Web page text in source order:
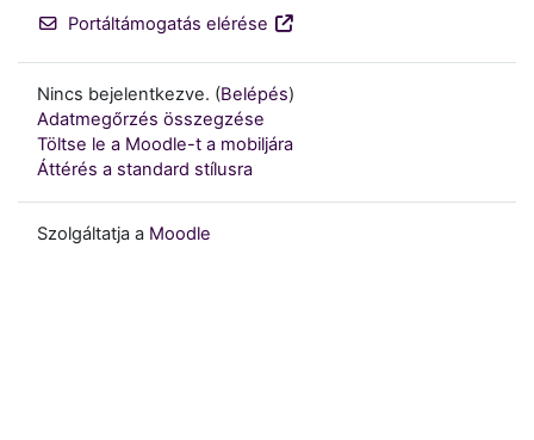
Portáltámogatás elérése
Nincs bejelentkezve. (Belépés)
Adatmegőrzés összegzése
Töltse le a Moodle-t a mobiljára
Áttérés a standard stílusra
Szolgáltatja a Moodle